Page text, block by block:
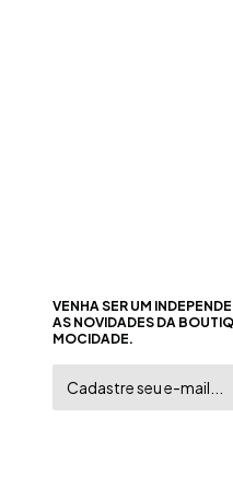
VENHA SER UM
AS NOVIDADES DA
MOCIDADE.